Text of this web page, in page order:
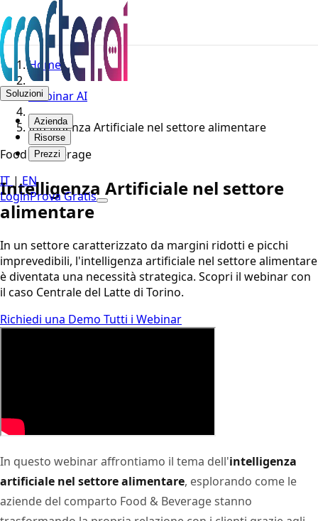
Soluzioni
Azienda
Risorse
Prezzi
IT | EN
LoginProva Gratis
Home
Webinar AI
Intelligenza Artificiale nel settore alimentare
Food & Beverage
Intelligenza Artificiale nel settore
alimentare
In un settore caratterizzato da margini ridotti e picchi
imprevedibili, l'intelligenza artificiale nel settore alimentare
è diventata una necessità strategica. Scopri il webinar con
il caso Centrale del Latte di Torino.
Richiedi una Demo Tutti i Webinar
In questo webinar affrontiamo il tema dell'intelligenza
artificiale nel settore alimentare, esplorando come le
aziende del comparto Food & Beverage stanno